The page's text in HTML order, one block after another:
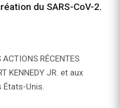
du SARS-CoV-2.
RÉCENTES
KENNEDY JR. et aux
États-Unis.